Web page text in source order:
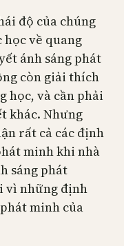
độ của chúng
về quang
ánh sáng phát
còn giải thích
học, và cần phải
khác. Nhưng
rất cả các định
minh khi nhà
sáng phát
vì những định
minh của